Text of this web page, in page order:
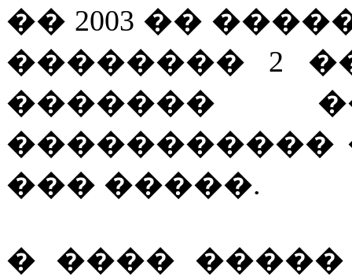
�� 2003 �� �����
�������� 2
�������
�����������
��� �����.
� ����